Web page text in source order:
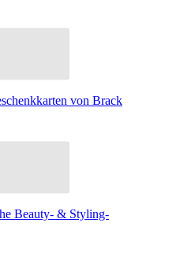
von Brack
Beauty- & Styling-